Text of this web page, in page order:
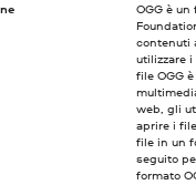
OGG è
contenuti
utilizzare
file OGG
web, gli
aprire i
file in un
seguito
formato